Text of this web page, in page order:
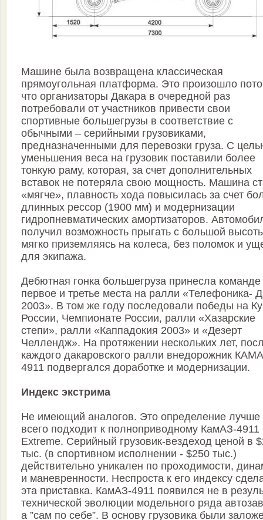
Машине была возвращена классическая
прямоугольная платформа. Это произошло
что организаторы Дакара в очередной раз
потребовали от участников привести свои
спортивные большегрузы в соответствие с
обычными – серийными грузовиками,
предназначенными для перевозки груза. С
уменьшения веса на грузовик поставили более
тонкую раму, которая, за счет дополнительных
вставок не потеряла свою мощность. Машина
«мягче», плавность хода повысилась за счет
длинных рессор (1900 мм) и модернизации
гидропневматических амортизаторов.
получил возможность прыгать с большой
мягко приземляясь на колеса, без поломок и
для экипажа.
Дебютная гонка большегруза принесла команде
первое и третье места на ралли «Телефоника-
2003». В том же году последовали победы на
России, Чемпионате России, ралли «Хазарские
степи», ралли «Каппадокия 2003» и «Дезерт
Челлендж». На протяжении нескольких лет,
каждого дакаровского ралли внедорожник
4911 подвергался доработке и модернизации.
Индекс экстрима
Не имеющий аналогов. Это определение лучше
всего подходит к полноприводному КамАЗ-4911
Extreme. Серийный грузовик-вездеход ценой в
тыс. (в спортивном исполнении - $250 тыс.)
действительно уникален по проходимости,
и маневренности. Неспроста к его индексу
эта приставка. КамАЗ-4911 появился не в
технической эволюции модельного ряда
а ”сам по себе”. В основу грузовика были